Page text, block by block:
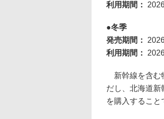
利用期間：
冬季
発売期間：
利用期間：
新幹線を含む
だし、北海道新
を購入すること